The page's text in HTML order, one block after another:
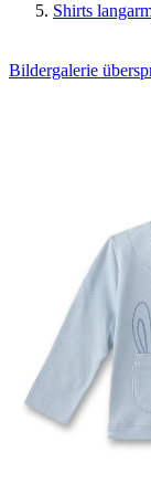
Shirts
Bildergalerie